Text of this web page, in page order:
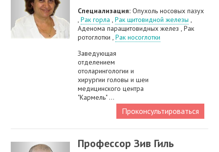
Специализация:Опухоль носовых пазух
,Рак горла ,Рак щитовидной железы ,
Аденома паращитовидных желез , Рак
ротоглотки ,Рак носоглотки
Заведующая
отделением
отоларингологии и
хирургии головы и шеи
медицинского центра
"Кармель" ...
Проконсультироваться
Профессор Зив Гиль